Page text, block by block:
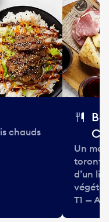
chauds
Un
d’un
T1 —